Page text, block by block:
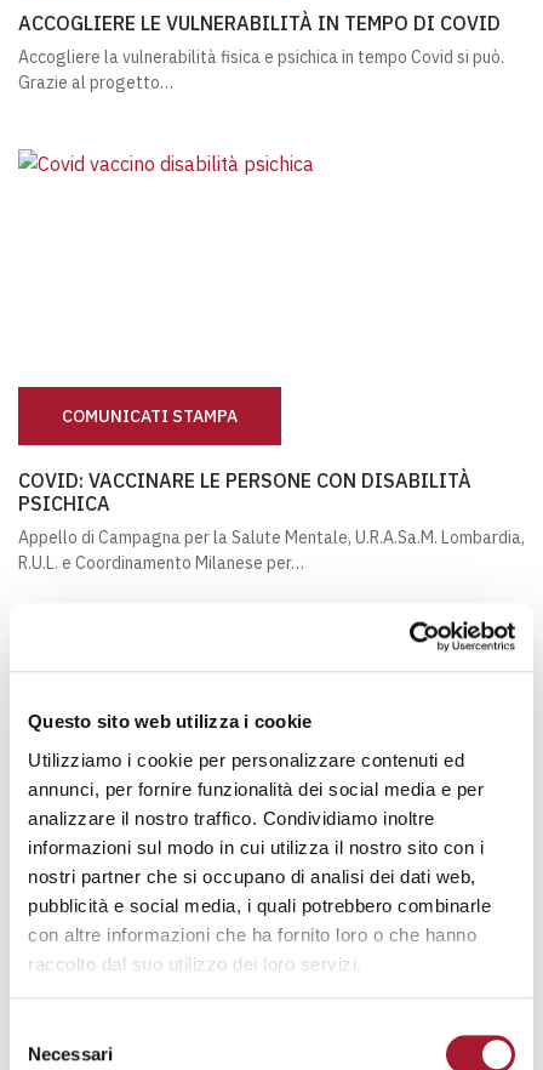
Questo sito web utilizza i cookie
Utilizziamo i cookie per personalizzare contenuti ed
annunci, per fornire funzionalità dei social media e per
analizzare il nostro traffico. Condividiamo inoltre
informazioni sul modo in cui utilizza il nostro sito con i
nostri partner che si occupano di analisi dei dati web,
pubblicità e social media, i quali potrebbero combinarle
con altre informazioni che ha fornito loro o che hanno
raccolto dal suo utilizzo dei loro servizi.
delNecessari
ACCOGLIERE LE VULNERABILITÀ IN TEMPO DI COVID
Accogliere la vulnerabilità fisica e psichica in tempo Covid si può.
Grazie al progetto…
COMUNICATI STAMPA
COVID: VACCINARE LE PERSONE CON DISABILITÀ
PSICHICA
Appello di Campagna per la Salute Mentale, U.R.A.Sa.M. Lombardia,
R.U.L. e Coordinamento Milanese per…
ERO STRANIERO: REGOLARIZZAZIONE A RISCHIO
COMUNICATI STAMPA
ERO STRANIERO: REGOLARIZZAZIONE A RISCHIO